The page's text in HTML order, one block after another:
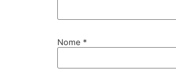
Nome *